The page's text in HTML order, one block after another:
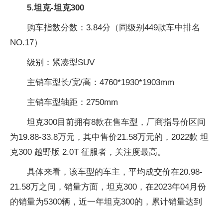
5.坦克-坦克300
购车指数分数：3.84分（同级别449款车中排名
NO.17）
级别：紧凑型SUV
主销车型长/宽/高：4760*1930*1903mm
主销车型轴距：2750mm
坦克300目前拥有8款在售车型，厂商指导价区间
为19.88-33.8万元，其中售价21.58万元的，2022款 坦
克300 越野版 2.0T 征服者，关注度最高。
具体来看，该车型的车主，平均成交价在20.98-
21.58万之间，销量方面，坦克300，在2023年04月份
的销量为5300辆，近一年坦克300的，累计销量达到